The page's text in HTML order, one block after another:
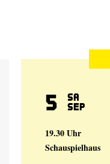
5 Sa
Sep
19.30 Uhr
Schauspielhaus